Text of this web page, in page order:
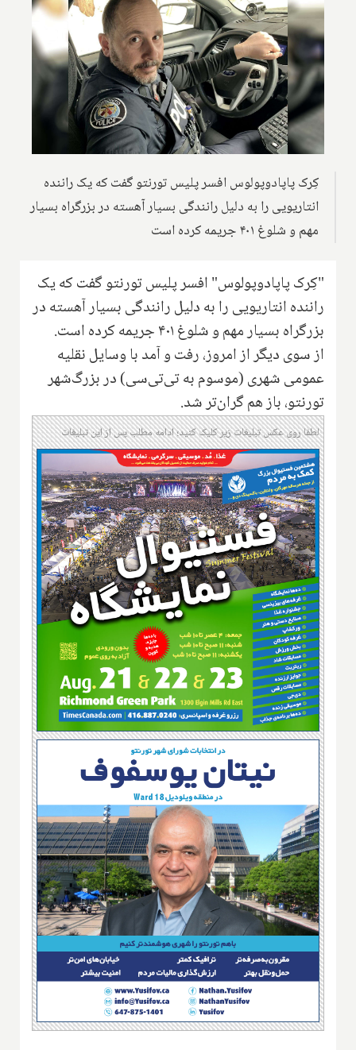
کِرک پاپادوپولوس افسر پلیس تورنتو گفت که یک راننده
انتاریویی را به دلیل رانندگی بسیار آهسته در بزرگراه بسیار
مهم و شلوغ ۴۰۱ جریمه کرده است
"کِرک پاپادوپولوس" افسر پلیس تورنتو گفت که یک
راننده انتاریویی را به دلیل رانندگی بسیار آهسته در
بزرگراه بسیار مهم و شلوغ ۴۰۱ جریمه کرده است.
از سوی دیگر از امروز، رفت و آمد با وسایل نقلیه
عمومی شهری (موسوم به تی‌تی‌سی) در بزرگ‌شهر
تورنتو، باز هم گران‌تر شد.
لطفا روی عکس تبلیغات زیر کلیک کنید؛ ادامه مطلب پس از این تبلیغات